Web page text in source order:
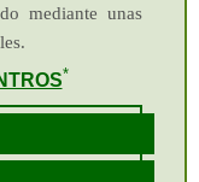
mediante unas
*
del parfil
será la
el